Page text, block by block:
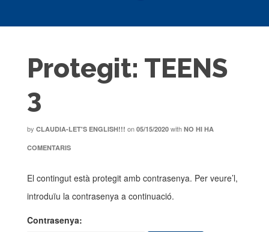
Protegit: TEENS
3
by CLAUDIA-LET'S ENGLISH!!! on 05/15/2020 with NO HI HA
COMENTARIS
El contingut està protegit amb contrasenya. Per veure’l,
introduïu la contrasenya a continuació.
Contrasenya: